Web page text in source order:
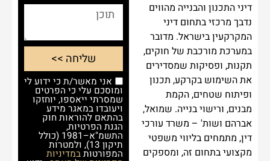
אני מאשר/ת כי ידוע לי
ומוסכם עלי כי הפרטים
שמסרתי ייאספו, יוחזקו
ויעובדו במאגר מידע
בהתאם להוראות חוק
הגנת הפרטיות,
התשמ"א–1981 (כולל
תיקון 13), ולמטרות
המפורטותבמדיניות
שליחה >>
דיני התכנון והבנייה מהווים
נדבך מרכזי בתחום דיני
המקרקעין בישראל. מדובר
במערכת מורכבת של חוקים,
תקנות, ופסיקות שמסדירים
את השימוש בקרקע, תכנון
ופיתוח שטחים, הקמת
מבנים, ורישוי בנייה. שמואל,
אברהם ושות' – משרד עורכי
דין, מתמחים בליווי משפטי
מקצועי בתחום זה, ומספקים